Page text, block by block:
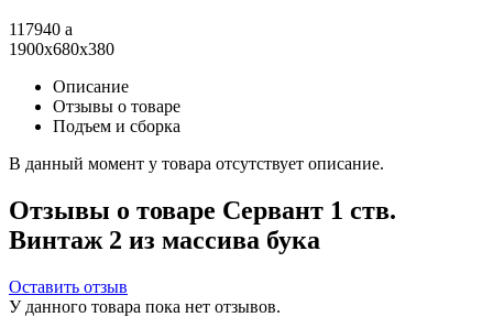
117940 a
1900x680x380
Описание
Отзывы о товаре
Подъем и сборка
В данный момент у товара отсутствует описание.
Отзывы о товаре Сервант 1 ств.
Винтаж 2 из массива бука
Оставить отзыв
У данного товара пока нет отзывов.